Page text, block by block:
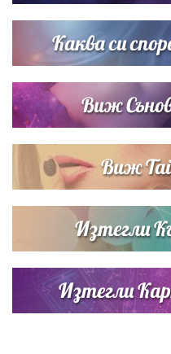
Кортни Кокс и Джим
Каква си
Виж
Виж
Изтегли
Изтегли